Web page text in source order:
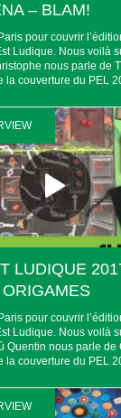
– BLAM!
pour couvrir
Ludique. Nous voilà
nous parle de
la couverture du PEL
LUDIQUE
pour couvrir
Ludique. Nous voilà
Quentin nous parle de
la couverture du PEL